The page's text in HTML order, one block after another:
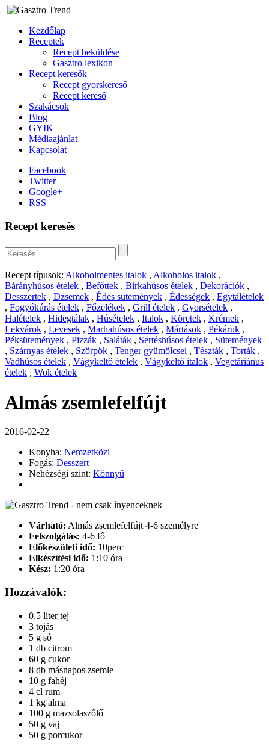
Kezdőlap
Receptek
Recept beküldése
Gasztro lexikon
Recept keresők
Recept gyorskereső
Recept kereső
Szakácsok
Blog
GYIK
Médiaajánlat
Kapcsolat
Facebook
Twitter
Google+
RSS
Recept keresés
Recept típusok: Alkoholmentes italok , Alkoholos italok ,
Bárányhúsos ételek , Befőttek , Birkahúsos ételek , Dekorációk ,
Desszertek , Dzsemek , Édes sütemények , Édességek , Egytálételek
, Fogyókúrás ételek , Főzelékek , Grill ételek , Gyorsételek ,
Halételek , Hidegtálak , Húsételek , Italok , Köretek , Krémek ,
Lekvárok , Levesek , Marhahúsos ételek , Mártások , Pékáruk ,
Péksütemények , Pizzák , Saláták , Sertéshúsos ételek , Sütemények
, Szárnyas ételek , Szörpök , Tenger gyümölcsei , Tészták , Torták ,
Vadhúsos ételek , Vágykeltő ételek , Vágykeltő italok , Vegetáriánus
ételek , Wok ételek
Almás zsemlefelfújt
2016-02-22
Konyha: Nemzetközi
Fogás: Desszert
Nehézségi szint: Könnyű
Várható: Almás zsemlefelfújt 4-6 személyre
Felszolgálás: 4-6 fő
Előkészületi idő: 10perc
Elkészítési idő: 1:10 óra
Kész: 1:20 óra
Hozzávalók:
0,5 liter tej
3 tojás
5 g só
1 db citrom
60 g cukor
8 db másnapos zsemle
10 g fahéj
4 cl rum
1 kg alma
100 g mazsolaszőlő
50 g vaj
50 g porcukor